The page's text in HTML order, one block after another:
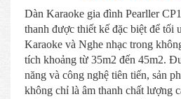
Dàn Karaoke gia đình Pearller
thanh được thiết kế đặc biệt để tối
Karaoke và Nghe nhạc trong
tích khoảng từ 35m2 đến 45m2.
năng và công nghệ tiên tiến, sản
không chỉ là âm thanh chất lượng